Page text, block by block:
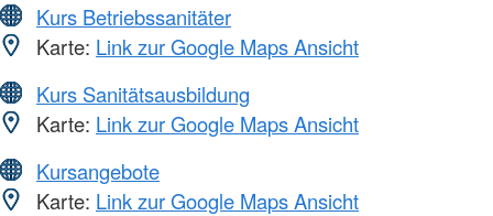
Kurs Betriebssanitäter
Karte: Link zur Google Maps Ansicht
Kurs Sanitätsausbildung
Karte: Link zur Google Maps Ansicht
Kursangebote
Karte: Link zur Google Maps Ansicht